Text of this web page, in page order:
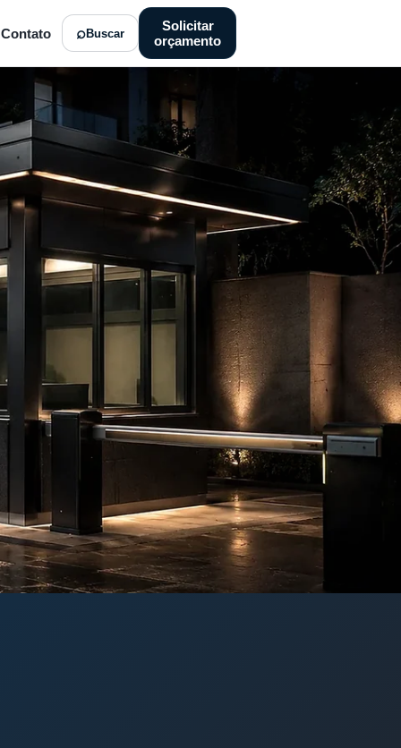
Contato Buscar
Solicitar
orçamento